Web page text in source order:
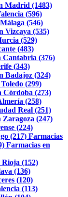
Madrid (1483)
(596)
(546)
Vizcaya (535)
(529)
(483)
Cantabria (376)
(343)
Badajoz (324)
(299)
Córdoba (273)
(258)
Real (251)
Zaragoza (247)
(224)
(217) Farmacias
Farmacias en
(152)
(136)
(120)
(113)